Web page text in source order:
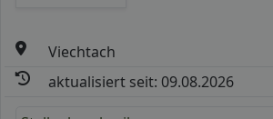
Viechtach
aktualisiert seit: 09.08.2026